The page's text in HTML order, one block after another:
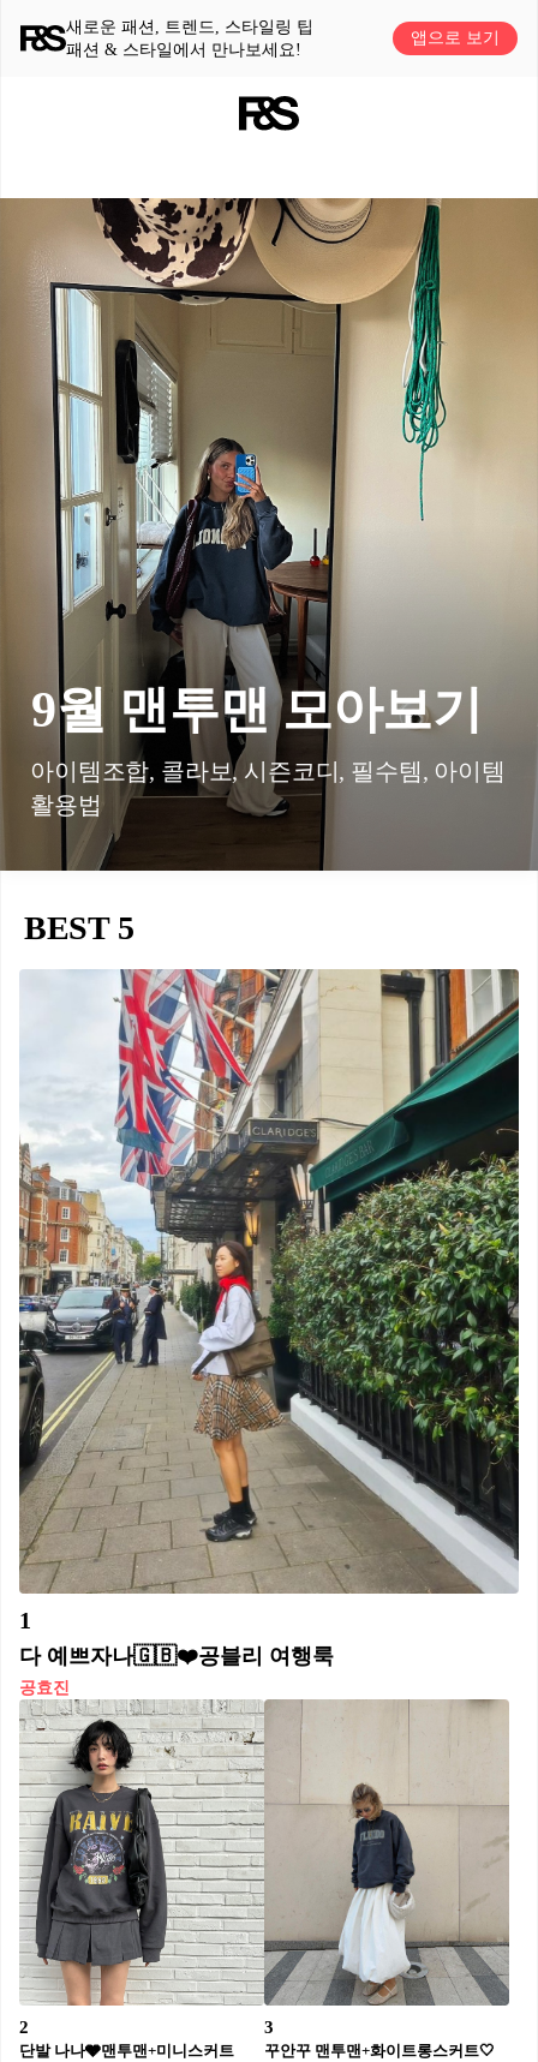
새로운 패션, 트렌드, 스타일링 팁
패션 & 스타일에서 만나보세요!
앱으로 보기
9월 맨투맨 모아보기
아이템조합, 콜라보, 시즌코디, 필수템, 아이템
활용법
BEST 5
1
다 예쁘자나🇬🇧❤️공블리 여행룩
공효진
2
단발 나나🩶맨투맨+미니스커트
3
꾸안꾸 맨투맨+화이트롱스커트🤍